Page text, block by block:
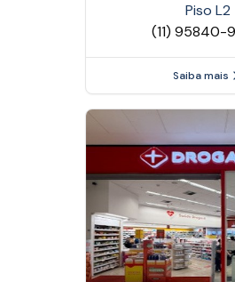
Piso L2
(11) 95840-
Saiba mais